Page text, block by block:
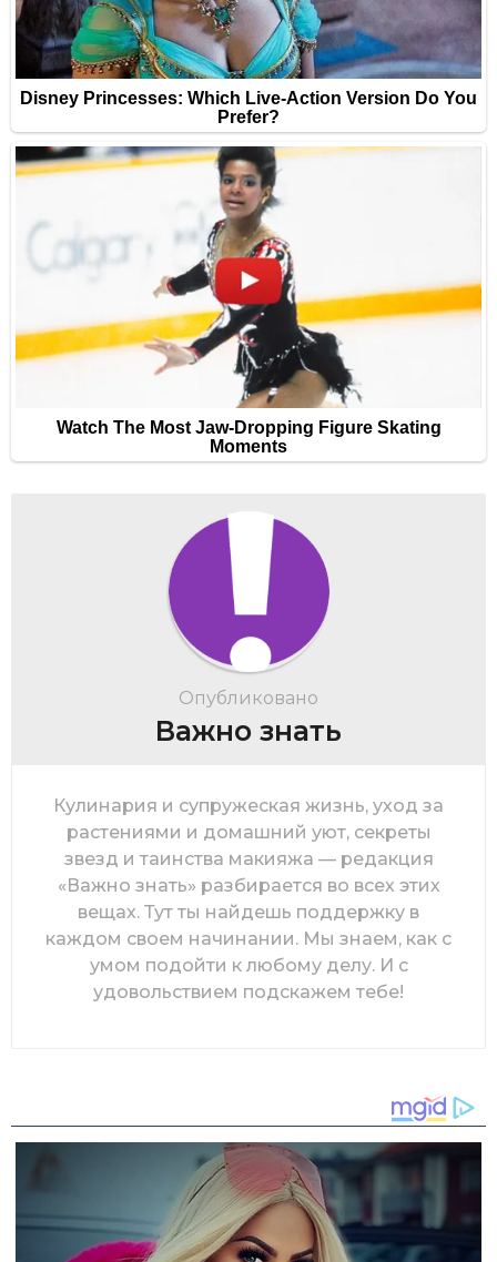
Опубликовано
Важно знать
Кулинария и супружеская жизнь, уход за
растениями и домашний уют, секреты
звезд и таинства макияжа — редакция
«Важно знать» разбирается во всех этих
вещах. Тут ты найдешь поддержку в
каждом своем начинании. Мы знаем, как с
умом подойти к любому делу. И с
удовольствием подскажем тебе!